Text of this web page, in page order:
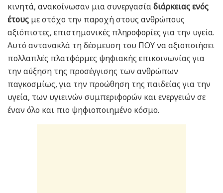
κινητά, ανακοίνωσαν μια συνεργασίαδιάρκειας ενός
έτους με στόχο την παροχή στους ανθρώπους
αξιόπιστες, επιστημονικές πληροφορίες για την υγεία.
Αυτό αντανακλά τη δέσμευση του ΠΟΥ να αξιοποιήσει
πολλαπλές πλατφόρμες ψηφιακής επικοινωνίας για
την αύξηση της προσέγγισης των ανθρώπων
παγκοσμίως, για την προώθηση της παιδείας για την
υγεία, των υγιεινών συμπεριφορών και ενεργειών σε
έναν όλο και πιο ψηφιοποιημένο κόσμο.